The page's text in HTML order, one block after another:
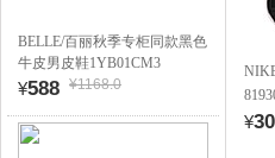
BELLE/百丽秋季专柜同款黑色
牛皮男皮鞋1YB01CM3
¥588 ¥1168.0
¥